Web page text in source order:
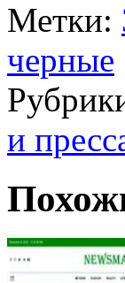
Метки:
черные
и